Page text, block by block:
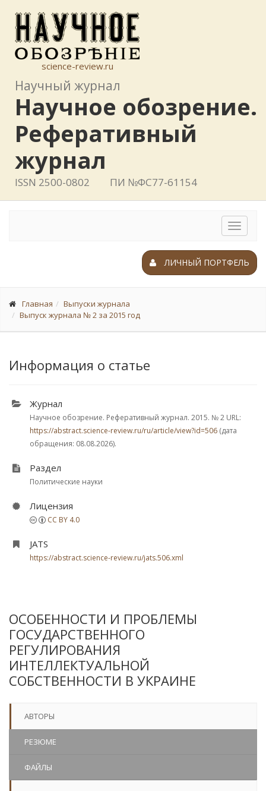
science-review.ru
Научный журнал
Научное обозрение.
Реферативный
журнал
ISSN 2500-0802 ПИ №ФС77-61154
Toggle
ЛИЧНЫЙ ПОРТФЕЛЬ
Главная
Выпуски журнала
Выпуск журнала № 2 за 2015 год
Информация о статье
Журнал
Научное обозрение. Реферативный журнал. 2015. № 2 URL:
https://abstract.science-review.ru/ru/article/view?id=506 (дата
обращения: 08.08.2026).
Раздел
Политические науки
Лицензия
CC BY 4.0
JATS
https://abstract.science-review.ru/jats.506.xml
ОСОБЕННОСТИ И ПРОБЛЕМЫ
ГОСУДАРСТВЕННОГО
РЕГУЛИРОВАНИЯ
ИНТЕЛЛЕКТУАЛЬНОЙ
СОБСТВЕННОСТИ В УКРАИНЕ
АВТОРЫ
РЕЗЮМЕ
ФАЙЛЫ